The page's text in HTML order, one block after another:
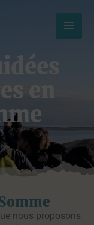
en
nous proposons